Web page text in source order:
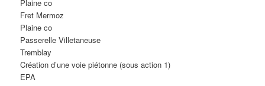
Plaine co
Fret Mermoz
Plaine co
Passerelle Villetaneuse
Tremblay
Création d’une voie piétonne (sous action 1)
EPA